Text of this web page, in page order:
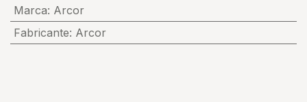
Marca: Arcor
Fabricante: Arcor